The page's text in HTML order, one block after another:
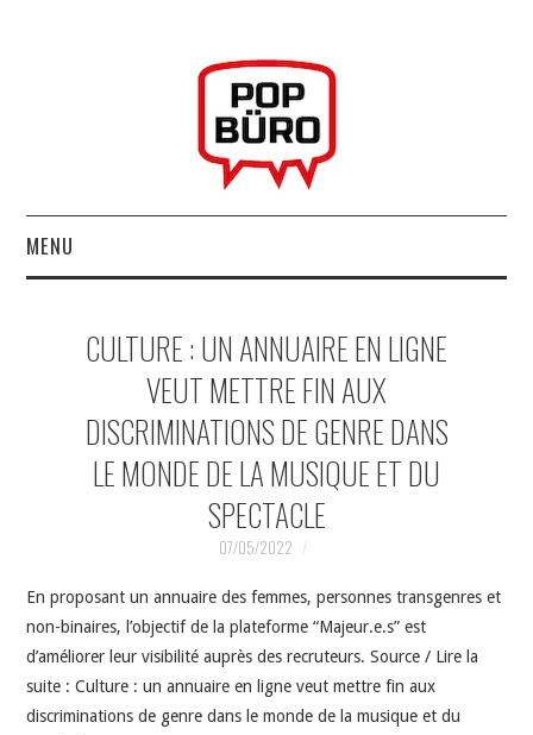
MENU
MUSIQUESACTUELLES.NET
GABBA GABBA HEY !
LES LABELS
DOKO
CULTURE : UN ANNUAIRE EN LIGNE
VEUT METTRE FIN AUX
DISCRIMINATIONS DE GENRE DANS
LE MONDE DE LA MUSIQUE ET DU
SPECTACLE
07/05/2022
En proposant un annuaire des femmes, personnes transgenres et
non-binaires, l’objectif de la plateforme “Majeur.e.s” est
d’améliorer leur visibilité auprès des recruteurs. Source / Lire la
suite : Culture : un annuaire en ligne veut mettre fin aux
discriminations de genre dans le monde de la musique et du